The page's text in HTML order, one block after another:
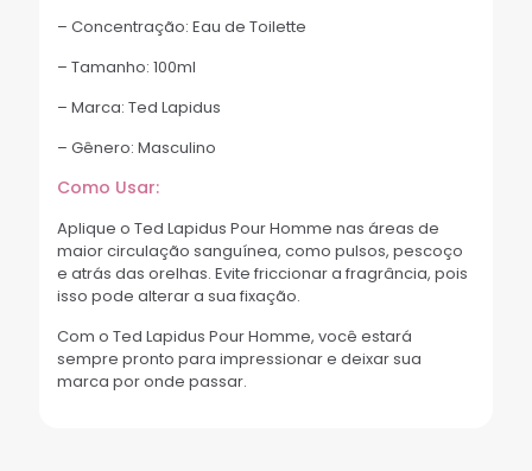
– Concentração: Eau de Toilette
– Tamanho: 100ml
– Marca: Ted Lapidus
– Gênero: Masculino
Como Usar:
Aplique o Ted Lapidus Pour Homme nas áreas de
maior circulação sanguínea, como pulsos, pescoço
e atrás das orelhas. Evite friccionar a fragrância, pois
isso pode alterar a sua fixação.
Com o Ted Lapidus Pour Homme, você estará
sempre pronto para impressionar e deixar sua
marca por onde passar.